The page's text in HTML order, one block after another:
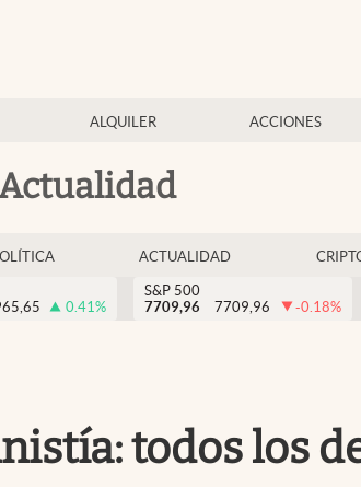
ALQUILER ACCIONES
ACTUALIDAD
0.41%
S&P 500
7709,96
7709,96 -0.18%
todos los